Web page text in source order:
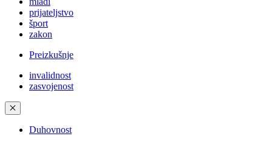
prijateljstvo
šport
zakon
Preizkušnje
invalidnost
zasvojenost
✕
Duhovnost